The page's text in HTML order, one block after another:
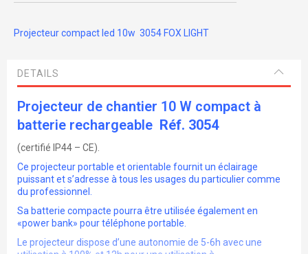
Projecteur compact led 10w 3054 FOX LIGHT
DETAILS
Projecteur de chantier 10 W compact à
batterie rechargeable Réf. 3054
(certifié IP44 – CE).
Ce projecteur portable et orientable fournit un éclairage
puissant et s’adresse à tous les usages du particulier comme
du professionnel.
Sa batterie compacte pourra être utilisée également en
«power bank» pour téléphone portable.
Le projecteur dispose d’une autonomie de 5-6h avec une